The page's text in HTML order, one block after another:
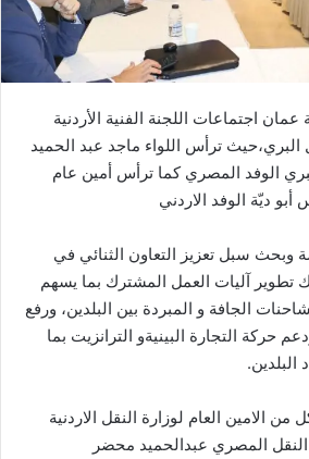
عمان اجتماعات اللجنة الفنية الأردنية
البري،حيث ترأس اللواء ماجد عبد الحميد
الوفد المصري كما ترأس أمين عام
أبو ديّة الوفد الاردني
وبحث سبل تعزيز التعاون الثنائي في
تطوير آليات العمل المشترك بما يسهم
الجافة و المبردة بين البلدين، ورفع
حركة التجارة البينيةو الترانزيت بما
البلدين.
الامين العام لوزارة النقل الاردنية
النقل المصري عبدالحميد محضر